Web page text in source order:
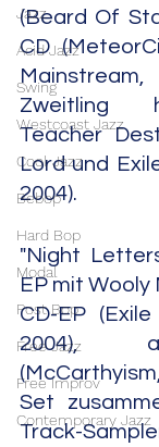
Jazz
Acid Jazz
Swing
Westcoast Jazz
Cool Jazz
Bebop
Hard Bop
Modal
Post Bop
Free Jazz
Free Improv
Contemporary Jazz
(Beard Of
CD
Zweitling
Teacher
Lord und
2004).
"Night
EP mit Wooly
CD-EP
2004),
Set
Track-